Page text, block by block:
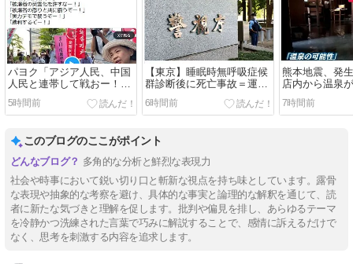
パヨク「アジア人民、中国
人民と連帯して戦おー！悪
政高市を打倒するぞー！」
5時間前
【東京】睡眠時無呼吸症候
群診断後に死亡事故＝運転
の無職男（３４）、独断で
治療中断―危険運転致死罪
6時間前
熊本地震、発
店内から温泉
7時間前
このブログのここがポイント
多角的な分析と鮮烈な表現力
社会や時事において鋭い切り口と斬新な視点を持ち味としています。露骨
な表現や抽象的な考察を避け、具体的な事実と論理的な解釈を通じて、読
者に新たな気づきと理解を促します。批判や偏見を排し、あらゆるテーマ
を冷静かつ洗練された言葉で巧みに解説することで、感情に訴えるだけで
なく、思考を刺激する内容を追求します。